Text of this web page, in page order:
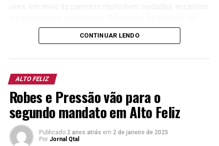
reações de quem visita o local e faz a sua visita guiada.
Porém, todos, sem exceção, vivem uma experiência única.
CONTINUAR LENDO
ALTO FELIZ
Robes e Pressão vão para o
segundo mandato em Alto Feliz
Publicado 2 anos atrás em 2 de janeiro de 2025
Por Jornal Qtal